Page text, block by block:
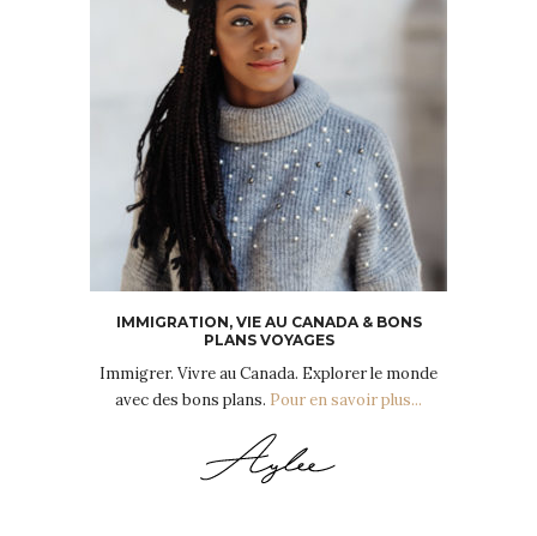
IMMIGRATION, VIE AU CANADA & BONS
PLANS VOYAGES
Immigrer. Vivre au Canada. Explorer le monde
avec des bons plans. Pour en savoir plus...